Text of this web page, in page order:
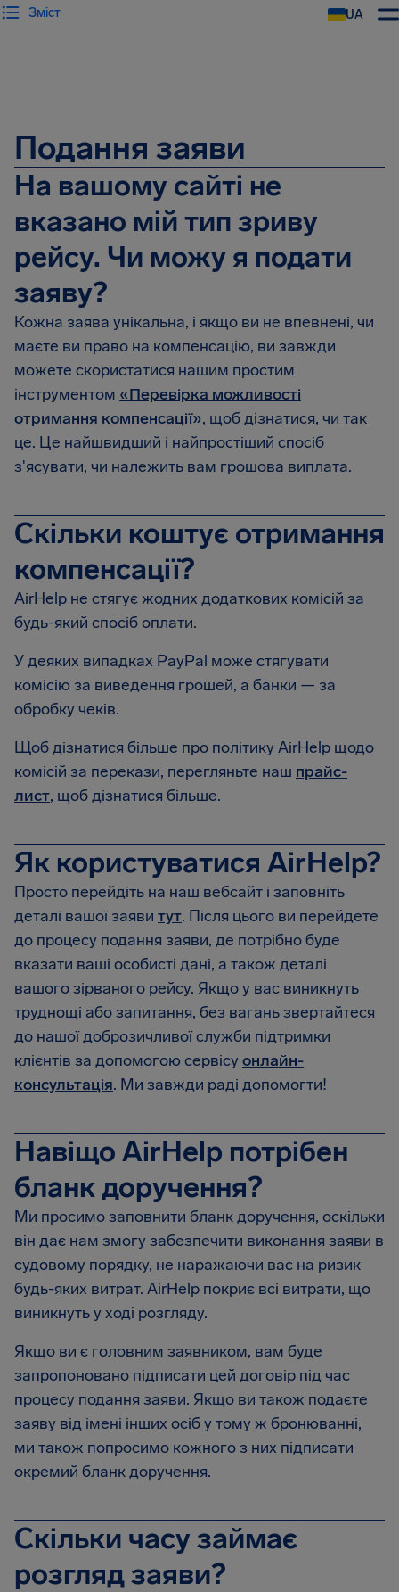
UA
Зміст
Подання заяви
На вашому сайті не
вказано мій тип зриву
рейсу. Чи можу я подати
заяву?
Кожна заява унікальна, і якщо ви не впевнені, чи
маєте ви право на компенсацію, ви завжди
можете скористатися нашим простим
інструментом «Перевірка можливості
отримання компенсації», щоб дізнатися, чи так
це. Це найшвидший і найпростіший спосіб
з'ясувати, чи належить вам грошова виплата.
Скільки коштує отримання
компенсації?
AirHelp не стягує жодних додаткових комісій за
будь-який спосіб оплати.
У деяких випадках PayPal може стягувати
комісію за виведення грошей, а банки — за
обробку чеків.
Щоб дізнатися більше про політику AirHelp щодо
комісій за перекази, перегляньте наш прайс-
лист, щоб дізнатися більше.
Як користуватися AirHelp?
Просто перейдіть на наш вебсайт і заповніть
деталі вашої заяви тут. Після цього ви перейдете
до процесу подання заяви, де потрібно буде
вказати ваші особисті дані, а також деталі
вашого зірваного рейсу. Якщо у вас виникнуть
труднощі або запитання, без вагань звертайтеся
до нашої доброзичливої служби підтримки
клієнтів за допомогою сервісуонлайн-
консультація. Ми завжди раді допомогти!
Навіщо AirHelp потрібен
бланк доручення?
Ми просимо заповнити бланк доручення, оскільки
він дає нам змогу забезпечити виконання заяви в
судовому порядку, не наражаючи вас на ризик
будь-яких витрат. AirHelp покриє всі витрати, що
виникнуть у ході розгляду.
Якщо ви є головним заявником, вам буде
запропоновано підписати цей договір під час
процесу подання заяви. Якщо ви також подаєте
заяву від імені інших осіб у тому ж бронюванні,
ми також попросимо кожного з них підписати
окремий бланк доручення.
Скільки часу займає
розгляд заяви?